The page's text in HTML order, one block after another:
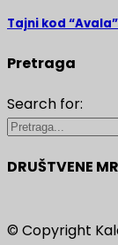
Tajni kod
Pretraga
Search for:
DRUŠTVENE
© Copyright